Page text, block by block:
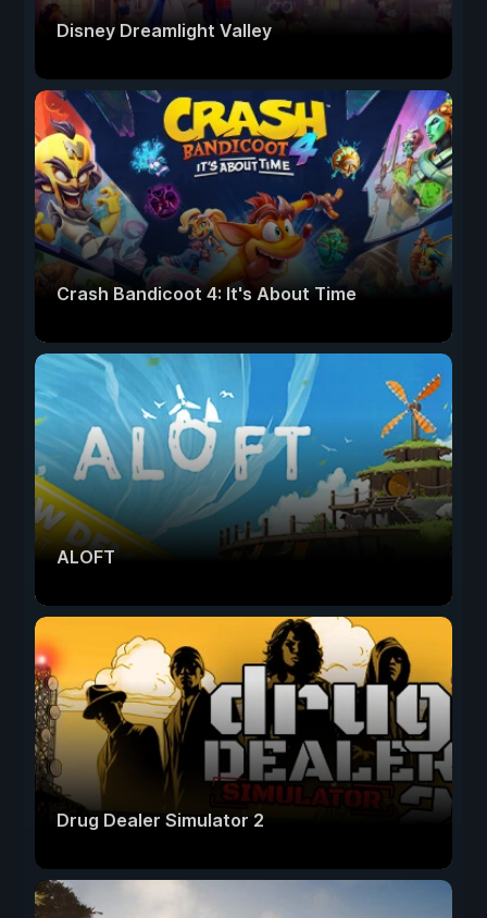
Disney Dreamlight Valley
Crash Bandicoot 4: It's About Time
ALOFT
Drug Dealer Simulator 2